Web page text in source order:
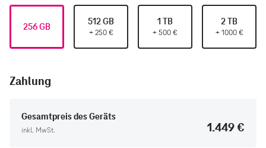
256 GB 512 GB
+ 250 €
1 TB
+ 500 €
2 TB
+ 1000 €
Zahlung
Gesamtpreis des Geräts
inkl. MwSt.
1.449 €